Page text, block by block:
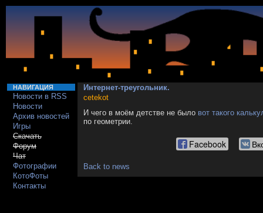
НАВИГАЦИЯ
Новости в RSS
Новости
Архив новостей
Игры
Скачать
Форум
Чат
Фотографии
КотоФоты
Контакты
Интернет-треугольник.
cetekot
И чего в моём детстве не было вот такого
по геометрии.
Facebook
Back to news